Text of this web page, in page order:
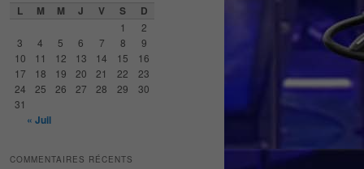
L M M J V S D
1
2
3
4 5 6 7 8
9
10
11 12 13 14 15
16
17
18 19 20 21 22
23
24
25 26 27 28 29
30
31
« Juil
COMMENTAIRES RÉCENTS